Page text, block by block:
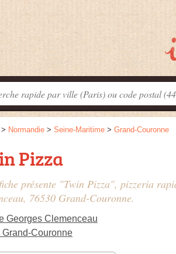
> Normandie > Seine-Maritime > Grand-Couronne
Pizza
présente "Twin Pizza", pizzeria
, 76530 Grand-Couronne.
Georges Clemenceau
Grand-Couronne